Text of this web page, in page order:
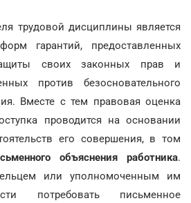
трудовой дисциплины является
гарантий, предоставленных
своих законных прав и
против безосновательного
Вместе с тем правовая оценка
проводится на основании
его совершения, в том
объяснения работника.
или уполномоченным им
потребовать письменное